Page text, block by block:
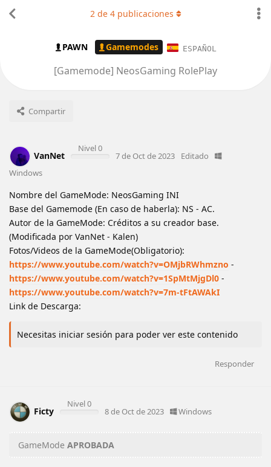
PAWN Gamemodes ESPAÑOL
[Gamemode] NeosGaming RolePlay
Compartir
2de 4publicaciones
VanNet
Nivel 0
7 de Oct de 2023
Editado
Windows
Nombre del GameMode: NeosGaming INI
Base del Gamemode (En caso de haberla): NS - AC.
Autor de la GameMode: Créditos a su creador base.
(Modificada por VanNet - Kalen)
Fotos/Videos de la GameMode(Obligatorio):
https://www.youtube.com/watch?v=OMjbRWhmzno -
https://www.youtube.com/watch?v=1SpMtMjgDl0 -
https://www.youtube.com/watch?v=7m-tFtAWAkI
Link de Descarga:
Necesitas iniciar sesión para poder ver este contenido
Responder
Ficty
Nivel 0
8 de Oct de 2023 Windows
GameMode APROBADA